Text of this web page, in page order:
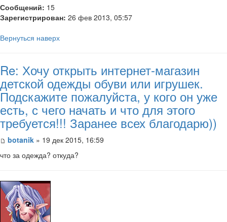
Сообщений: 15
Зарегистрирован: 26 фев 2013, 05:57
Вернуться наверх
Re: Хочу открыть интернет-магазин
детской одежды обуви или игрушек.
Подскажите пожалуйста, у кого он уже
есть, с чего начать и что для этого
требуется!!! Заранее всех благодарю))
botanik » 19 дек 2015, 16:59
что за одежда? откуда?